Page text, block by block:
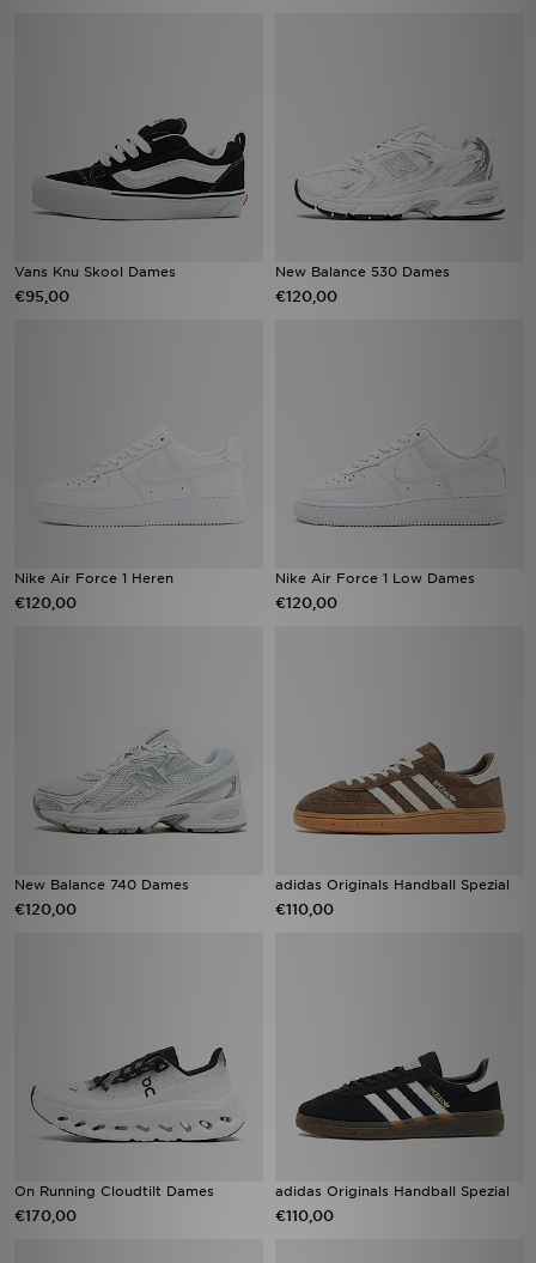
Vans Knu Skool Dames
€95,00
New Balance 530 Dames
€120,00
Nike Air Force 1 Heren
€120,00
Nike Air Force 1 Low Dames
€120,00
New Balance 740 Dames
€120,00
adidas Originals Handball Spezial
€110,00
On Running Cloudtilt Dames
€170,00
adidas Originals Handball Spezial
€110,00